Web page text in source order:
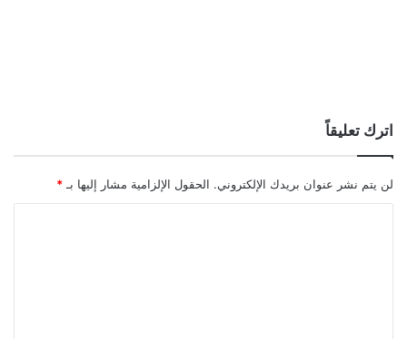
اترك تعليقاً
لن يتم نشر عنوان بريدك الإلكتروني. الحقول الإلزامية مشار إليها بـ *